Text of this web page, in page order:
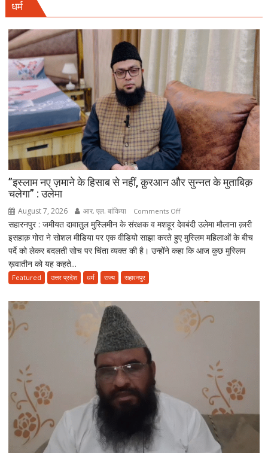
महोत्सव,
बोले-
हरियाली
हमारी
व्यक्तिगत
जिम्मेदारी
धर्म
”इस्लाम नए ज़माने के हिसाब से नहीं, क़ुरआन और सुन्नत के मुताबिक़
चलेगा” : उलेमा
August 7, 2026 आर. एल. बांकिया Comments Offon
”इस्लाम
नए
ज़माने
नहीं,
क़ुरआन
उलेमा
सहारनपुर : जमीयत दावातुल मुस्लिमीन के संरक्षक व मशहूर देवबंदी उलेमा मौलाना क़ारी
इसहाक़ गोरा ने सोशल मीडिया पर एक वीडियो साझा करते हुए मुस्लिम महिलाओं के बीच
पर्दे को लेकर बदलती सोच पर चिंता व्यक्त की है। उन्होंने कहा कि आज कुछ मुस्लिम
ख़वातीन को यह कहते...
Featured उत्तर प्रदेश धर्म राज्य सहारनपुर